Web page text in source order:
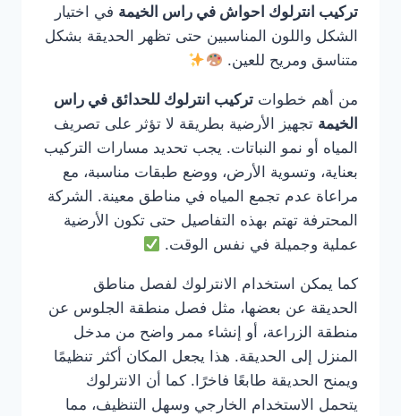
تركيب انترلوك احواش في راس الخيمة في اختيار
الشكل واللون المناسبين حتى تظهر الحديقة بشكل
متناسق ومريح للعين.
من أهم خطوات تركيب انترلوك للحدائق في راس
الخيمة تجهيز الأرضية بطريقة لا تؤثر على تصريف
المياه أو نمو النباتات. يجب تحديد مسارات التركيب
بعناية، وتسوية الأرض، ووضع طبقات مناسبة، مع
مراعاة عدم تجمع المياه في مناطق معينة. الشركة
المحترفة تهتم بهذه التفاصيل حتى تكون الأرضية
عملية وجميلة في نفس الوقت.
كما يمكن استخدام الانترلوك لفصل مناطق
الحديقة عن بعضها، مثل فصل منطقة الجلوس عن
منطقة الزراعة، أو إنشاء ممر واضح من مدخل
المنزل إلى الحديقة. هذا يجعل المكان أكثر تنظيمًا
ويمنح الحديقة طابعًا فاخرًا. كما أن الانترلوك
يتحمل الاستخدام الخارجي وسهل التنظيف، مما